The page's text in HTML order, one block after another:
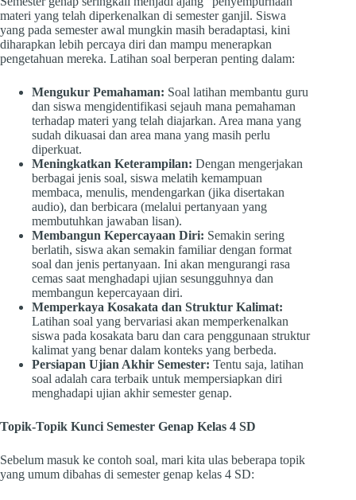
materi yang telah diperkenalkan di semester ganjil. Siswa
yang pada semester awal mungkin masih beradaptasi, kini
diharapkan lebih percaya diri dan mampu menerapkan
pengetahuan mereka. Latihan soal berperan penting dalam:
Mengukur Pemahaman: Soal latihan membantu guru
dan siswa mengidentifikasi sejauh mana pemahaman
terhadap materi yang telah diajarkan. Area mana yang
sudah dikuasai dan area mana yang masih perlu
diperkuat.
Meningkatkan Keterampilan: Dengan mengerjakan
berbagai jenis soal, siswa melatih kemampuan
membaca, menulis, mendengarkan (jika disertakan
audio), dan berbicara (melalui pertanyaan yang
membutuhkan jawaban lisan).
Membangun Kepercayaan Diri: Semakin sering
berlatih, siswa akan semakin familiar dengan format
soal dan jenis pertanyaan. Ini akan mengurangi rasa
cemas saat menghadapi ujian sesungguhnya dan
membangun kepercayaan diri.
Memperkaya Kosakata dan Struktur Kalimat:
Latihan soal yang bervariasi akan memperkenalkan
siswa pada kosakata baru dan cara penggunaan struktur
kalimat yang benar dalam konteks yang berbeda.
Persiapan Ujian Akhir Semester: Tentu saja, latihan
soal adalah cara terbaik untuk mempersiapkan diri
menghadapi ujian akhir semester genap.
Topik-Topik Kunci Semester Genap Kelas 4 SD
Sebelum masuk ke contoh soal, mari kita ulas beberapa topik
yang umum dibahas di semester genap kelas 4 SD: